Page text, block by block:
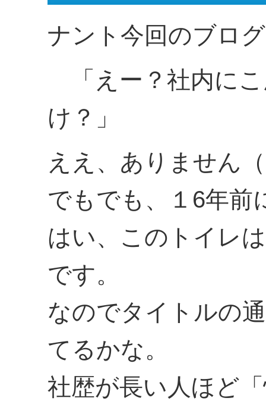
ナント今回のブロ
「えー？社内に
け？」
ええ、ありません
でもでも、１6年前
はい、このトイレ
です。
なのでタイトルの
てるかな。
社歴が長い人ほど